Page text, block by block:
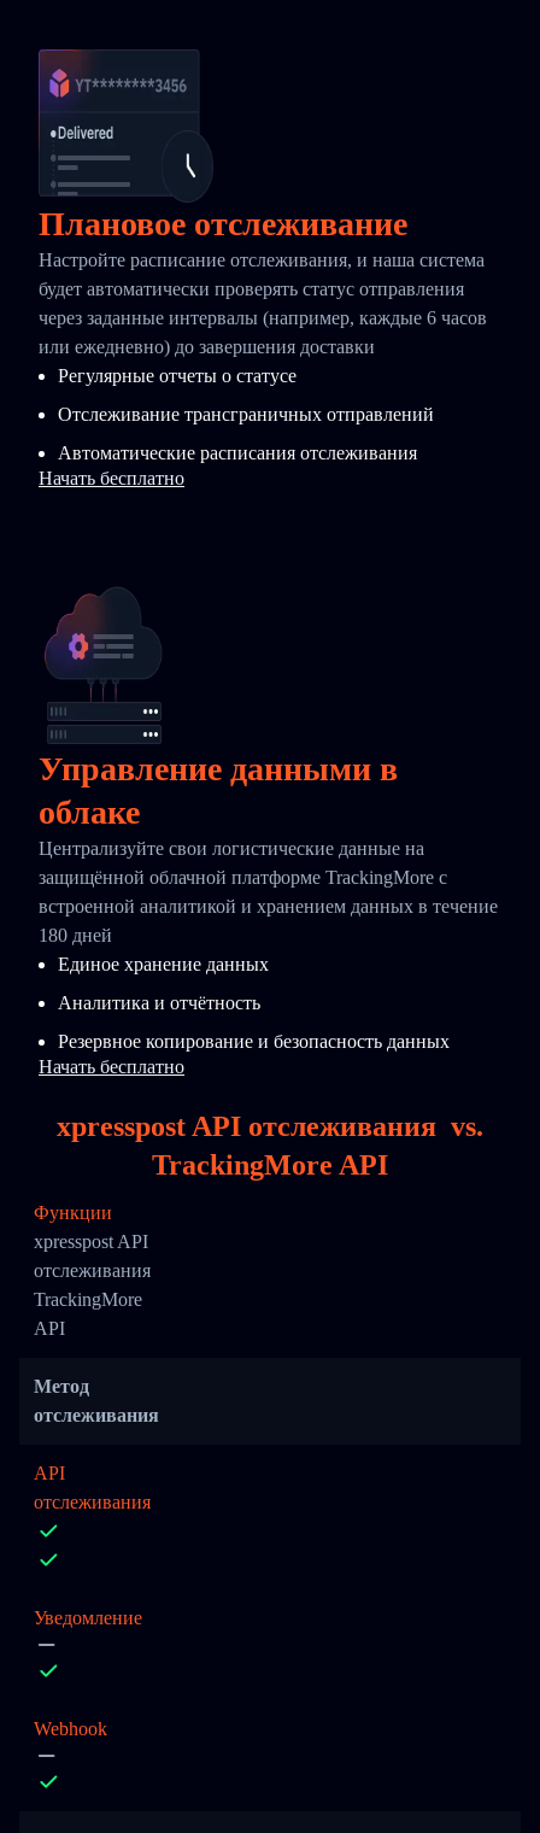
Плановое отслеживание
Настройте расписание отслеживания, и наша система
будет автоматически проверять статус отправления
через заданные интервалы (например, каждые 6 часов
или ежедневно) до завершения доставки
Регулярные отчеты о статусе
Отслеживание трансграничных отправлений
Автоматические расписания отслеживания
Начать бесплатно
Управление данными в
облаке
Централизуйте свои логистические данные на
защищённой облачной платформе TrackingMore с
встроенной аналитикой и хранением данных в течение
180 дней
Единое хранение данных
Аналитика и отчётность
Резервное копирование и безопасность данных
Начать бесплатно
xpresspost API отслеживания vs.
TrackingMore API
Функции
xpresspost API
отслеживания
TrackingMore
API
Метод
отслеживания
API
отслеживания
Уведомление
Webhook